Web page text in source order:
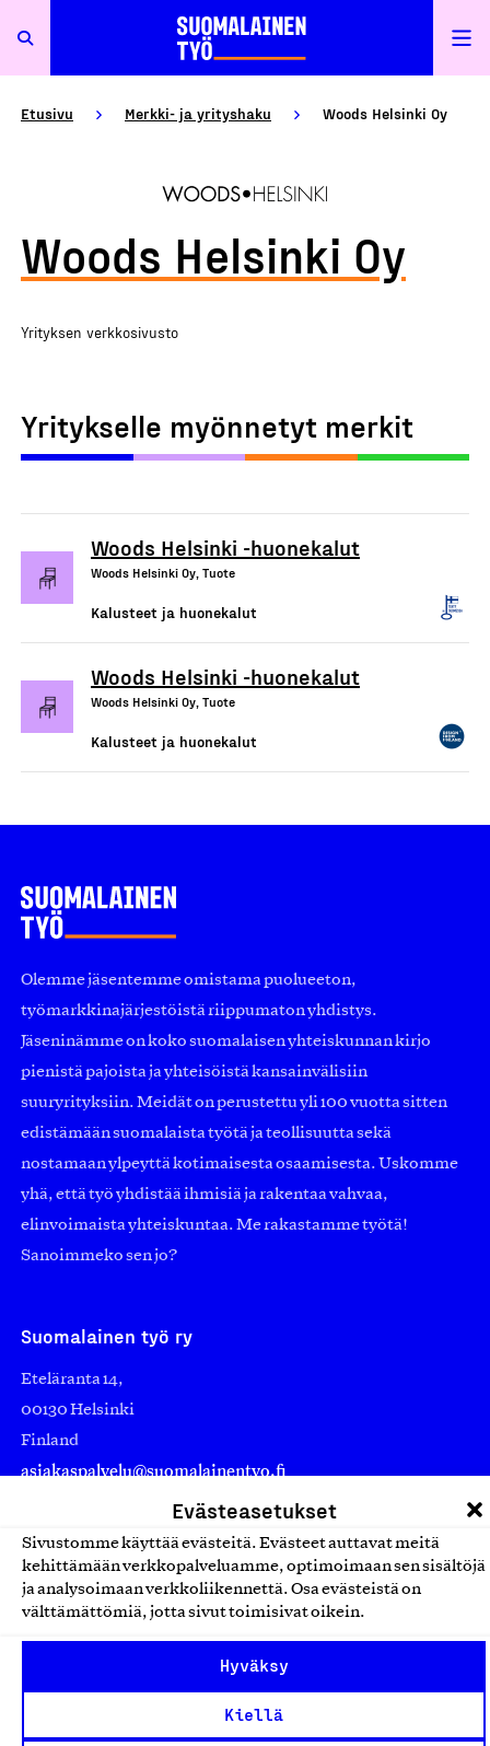
Evästeasetukset
Sivustomme käyttää evästeitä. Evästeet auttavat meitä
kehittämään verkkopalveluamme, optimoimaan sen sisältöjä
ja analysoimaan verkkoliikennettä. Osa evästeistä on
välttämättömiä, jotta sivut toimisivat oikein.
Hyväksy
Kiellä
Etusivu Merkki- ja yrityshaku Woods Helsinki Oy
Woods Helsinki Oy
Yrityksen verkkosivusto
Yritykselle myönnetyt merkit
Woods Helsinki -huonekalut
Woods Helsinki Oy, Tuote
Kalusteet ja huonekalut
Woods Helsinki -huonekalut
Woods Helsinki Oy, Tuote
Kalusteet ja huonekalut
Olemme jäsentemme omistama puolueeton,
työmarkkinajärjestöistä riippumaton yhdistys.
Jäseninämme on koko suomalaisen yhteiskunnan kirjo
pienistä pajoista ja yhteisöistä kansainvälisiin
suuryrityksiin. Meidät on perustettu yli 100 vuotta sitten
edistämään suomalaista työtä ja teollisuutta sekä
nostamaan ylpeyttä kotimaisesta osaamisesta. Uskomme
yhä, että työ yhdistää ihmisiä ja rakentaa vahvaa,
elinvoimaista yhteiskuntaa. Me rakastamme työtä!
Sanoimmeko sen jo?
Suomalainen työ ry
Eteläranta 14,
00130 Helsinki
Finland
asiakaspalvelu@suomalainentyo.fi
laskutus@suomalainentyo.fi
Avainlippu
Design From Finland